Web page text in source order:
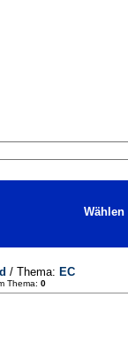
/ Thema: EC
Thema: 0